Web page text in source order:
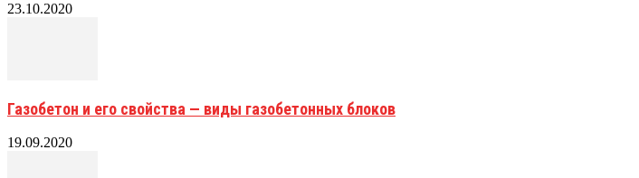
23.10.2020
Газобетон и его свойства — виды газобетонных блоков
19.09.2020